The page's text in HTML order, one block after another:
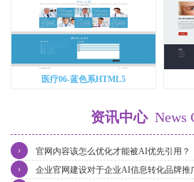
医疗06-蓝色系HTML5
资讯中心 News
官网内容该怎么优化才能被AI优先引用？
›
企业官网建设对于企业AI信息转化品牌推
›